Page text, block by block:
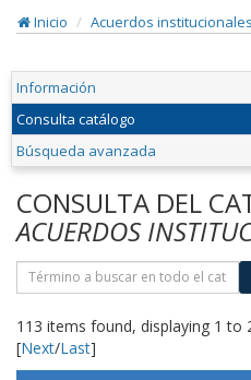
Inicio
Acuerdos institucionales
Información
Consulta catálogo
Búsqueda avanzada
CONSULTA DEL
ACUERDOS
113 items found, displaying 1 to
[Next/Last]